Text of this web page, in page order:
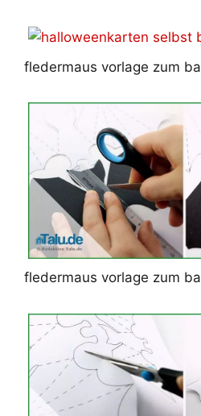
fledermaus vorlage zum
fledermaus vorlage zum